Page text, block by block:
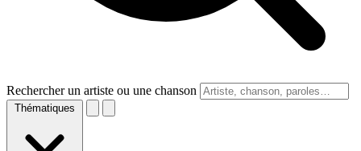
Rechercher un artiste ou une chanson
Thématiques